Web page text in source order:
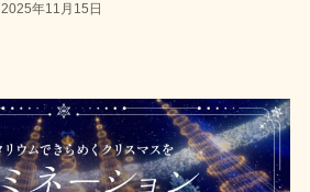
2025年11月15日